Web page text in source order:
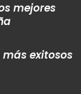
mejores
exitosos